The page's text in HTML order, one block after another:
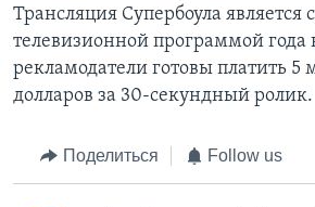
Трансляция Супербоула является
телевизионной программой
рекламодатели готовы платить 5
долларов за 30-секундный ролик.
Поделиться Follow us